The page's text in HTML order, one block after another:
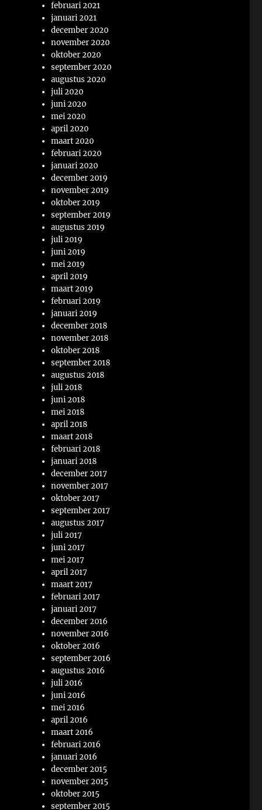
februari 2021
januari 2021
december 2020
november 2020
oktober 2020
september 2020
augustus 2020
juli 2020
juni 2020
mei 2020
april 2020
maart 2020
februari 2020
januari 2020
december 2019
november 2019
oktober 2019
september 2019
augustus 2019
juli 2019
juni 2019
mei 2019
april 2019
maart 2019
februari 2019
januari 2019
december 2018
november 2018
oktober 2018
september 2018
augustus 2018
juli 2018
juni 2018
mei 2018
april 2018
maart 2018
februari 2018
januari 2018
december 2017
november 2017
oktober 2017
september 2017
augustus 2017
juli 2017
juni 2017
mei 2017
april 2017
maart 2017
februari 2017
januari 2017
december 2016
november 2016
oktober 2016
september 2016
augustus 2016
juli 2016
juni 2016
mei 2016
april 2016
maart 2016
februari 2016
januari 2016
december 2015
november 2015
oktober 2015
september 2015